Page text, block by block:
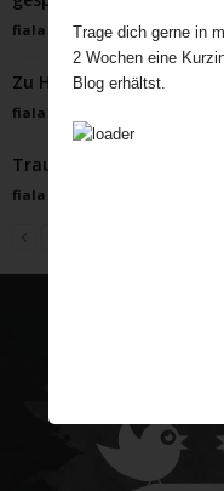
fiala Oktober 14, 2024
Zu Halloween wird’s
fiala
Traumhafte englische
fiala
Trage dich gerne in
2 Wochen eine
Blog erhältst.